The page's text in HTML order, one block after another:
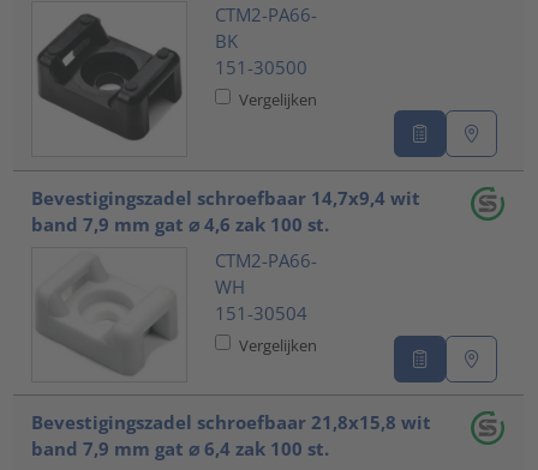
CTM2-PA66-
BK
151-30500
Vergelijken
Bevestigingszadel schroefbaar 14,7x9,4 wit
band 7,9 mm gat ⌀ 4,6 zak 100 st.
CTM2-PA66-
WH
151-30504
Vergelijken
Bevestigingszadel schroefbaar 21,8x15,8 wit
band 7,9 mm gat ⌀ 6,4 zak 100 st.